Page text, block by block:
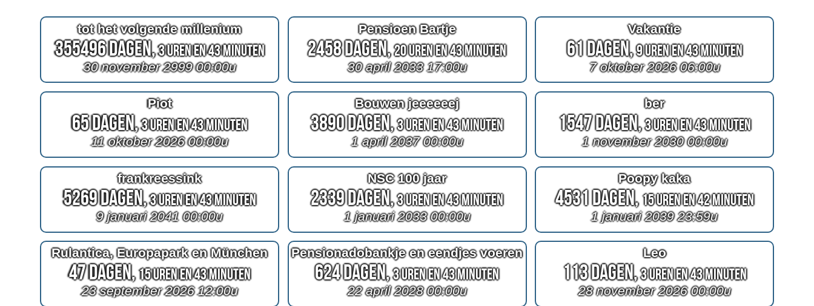
tot het volgende millenium
355496 Dagen,3 Uren en 43 Minuten
30 november 2999 00:00u
Pensioen Bartje
2458 Dagen,20 Uren en 43 Minuten
30 april 2033 17:00u
Vakantie
61 Dagen,9 Uren en 43 Minuten
7 oktober 2026 06:00u
Piot
65 Dagen,3 Uren en 43 Minuten
11 oktober 2026 00:00u
Bouwen jeeeeeej
3890 Dagen,3 Uren en 43 Minuten
1 april 2037 00:00u
ber
1547 Dagen,3 Uren en 43 Minuten
1 november 2030 00:00u
frankreessink
5269 Dagen,3 Uren en 43 Minuten
9 januari 2041 00:00u
NSC 100 jaar
2339 Dagen,3 Uren en 43 Minuten
1 januari 2033 00:00u
Poopy kaka
4531 Dagen,15 Uren en 42 Minuten
1 januari 2039 23:59u
Rulantica, Europapark en München
47 Dagen,15 Uren en 43 Minuten
23 september 2026 12:00u
Pensionadobankje en eendjes voeren
624 Dagen,3 Uren en 43 Minuten
22 april 2028 00:00u
Leo
113 Dagen,3 Uren en 43 Minuten
28 november 2026 00:00u